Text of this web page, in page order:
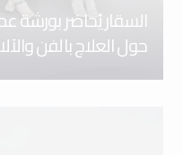
السقار يُحاضر بورشة
حول العلاج بالفن